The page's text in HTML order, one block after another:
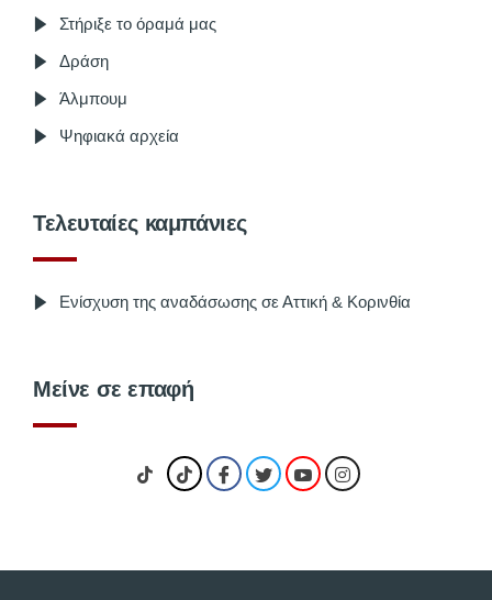
Στήριξε το όραμά μας
Δράση
Άλμπουμ
Ψηφιακά αρχεία
Τελευταίες καμπάνιες
Ενίσχυση της αναδάσωσης σε Αττική & Κορινθία
Μείνε σε επαφή